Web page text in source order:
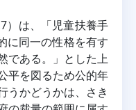
）は、「児童扶養手
に同一の性格を有す
である。」とした上
平を図るため公的年
うかどうかは、さき